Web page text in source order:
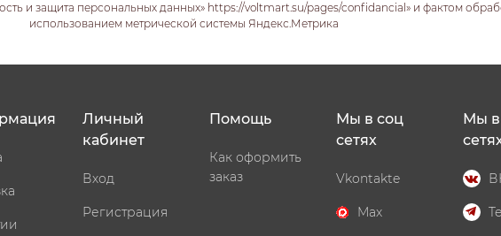
и защита персональных данных» https://voltmart.su/pages/confidancial» и фактом
использованием метрической системы Яндекс.Метрика
Личный
кабинет
Вход
Регистрация
Помощь
Как оформить
заказ
Мы в соц
сетях
Vkontakte
Max
Мы в